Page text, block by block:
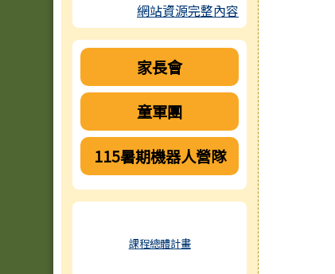
網站資源完整內容
家長會
童軍團
115暑期機器人營隊
課程總體計畫